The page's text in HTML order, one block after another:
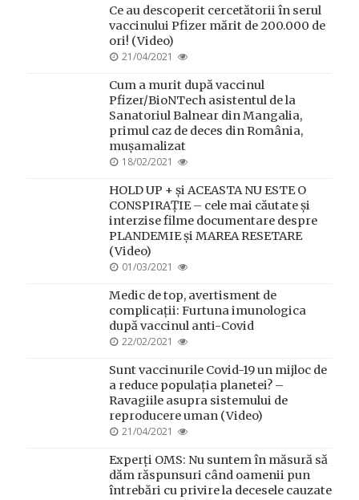
Ce au descoperit cercetătorii în serul
vaccinului Pfizer mărit de 200.000 de
ori! (Video)
POSTED
21/04/2021
Cum a murit după vaccinul
Pfizer/BioNTech asistentul de la
Sanatoriul Balnear din Mangalia,
primul caz de deces din România,
mușamalizat
POSTED
18/02/2021
HOLD UP + și ACEASTA NU ESTE O
CONSPIRAȚIE – cele mai căutate și
interzise filme documentare despre
PLANDEMIE și MAREA RESETARE
(Video)
POSTED
01/03/2021
Medic de top, avertisment de
complicații: Furtuna imunologica
după vaccinul anti-Covid
POSTED
22/02/2021
Sunt vaccinurile Covid-19 un mijloc de
a reduce populația planetei? –
Ravagiile asupra sistemului de
reproducere uman (Video)
POSTED
21/04/2021
Experți OMS: Nu suntem în măsură să
dăm răspunsuri când oamenii pun
întrebări cu privire la decesele cauzate